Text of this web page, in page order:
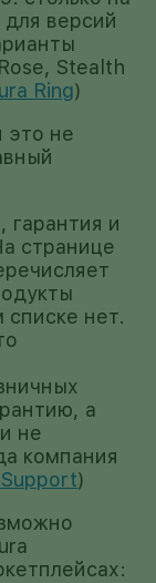
версий
Stealth
Ring)
это не
гарантия и
странице
нет.
а
не
компания
)